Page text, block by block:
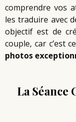
comprendre vos
les traduire avec
objectif est de
couple, car c’est
photos
La Séance